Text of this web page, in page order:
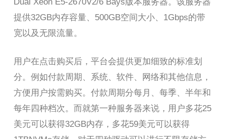
提供32GB内存容量、500GB空间大小、1Gbps的带
宽以及无限流量。
用户在点击购买后，平台会提供更加细致的标准划
分。例如付款周期、系统、软件、网络和其他信息，
方便用户按需购买。付款周期分每月、每季、半年和
每年四种档次。而就第一种服务器来说，用户多花25
美元可以获得32GB内存，多花59美元可以获得